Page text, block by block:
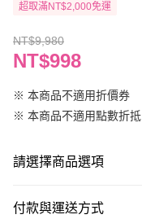
超取滿NT$2,000免運
NT$9,980
NT$998
※ 本商品不適用折價券
※ 本商品不適用點數折抵
請選擇商品選項
付款與運送方式